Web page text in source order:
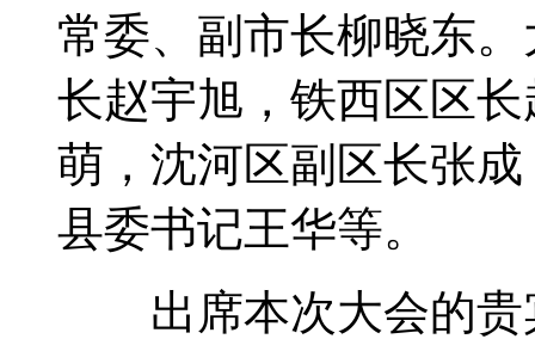
常委、副市长柳晓东
长赵宇旭，铁西区区
萌，沈河区副区长张
县委书记王华等。
出席本次大会的贵